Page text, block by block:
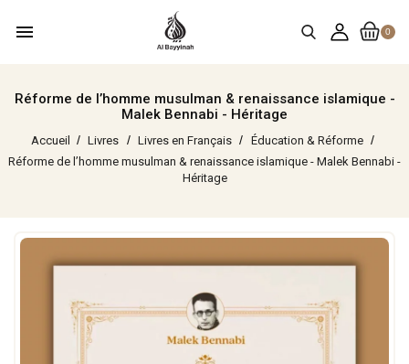
0
menu
Réforme de l’homme musulman & renaissance islamique -
Malek Bennabi - Héritage
Accueil Livres Livres en Français
Éducation & Réforme
Réforme de l’homme musulman & renaissance islamique - Malek Bennabi -
Héritage